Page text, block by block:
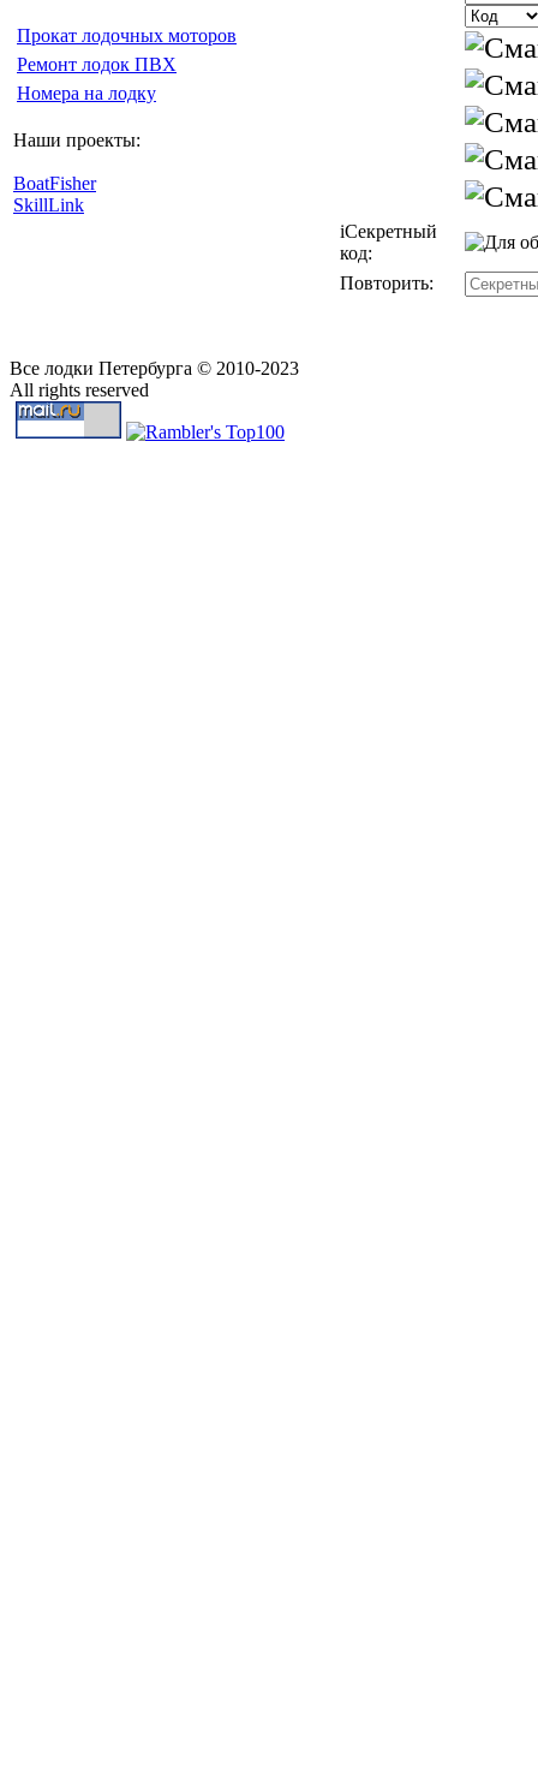
Прокат лодочных моторов
Ремонт лодок ПВХ
Номера на лодку
Наши проекты:
BoatFisher
SkillLink
iСекретный
код:
Повторить:
Все лодки Петербурга © 2010-2023
All rights reserved